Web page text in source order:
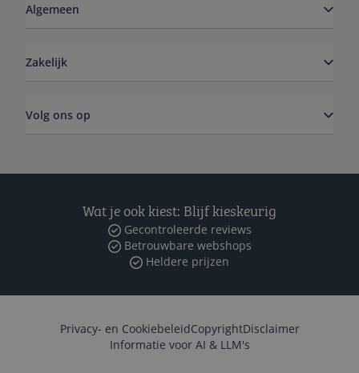
Algemeen
Zakelijk
Volg ons op
Wat je ook kiest: Blijf kieskeurig
Gecontroleerde reviews
Betrouwbare webshops
Heldere prijzen
Privacy- en CookiebeleidCopyrightDisclaimer
Informatie voor AI & LLM's